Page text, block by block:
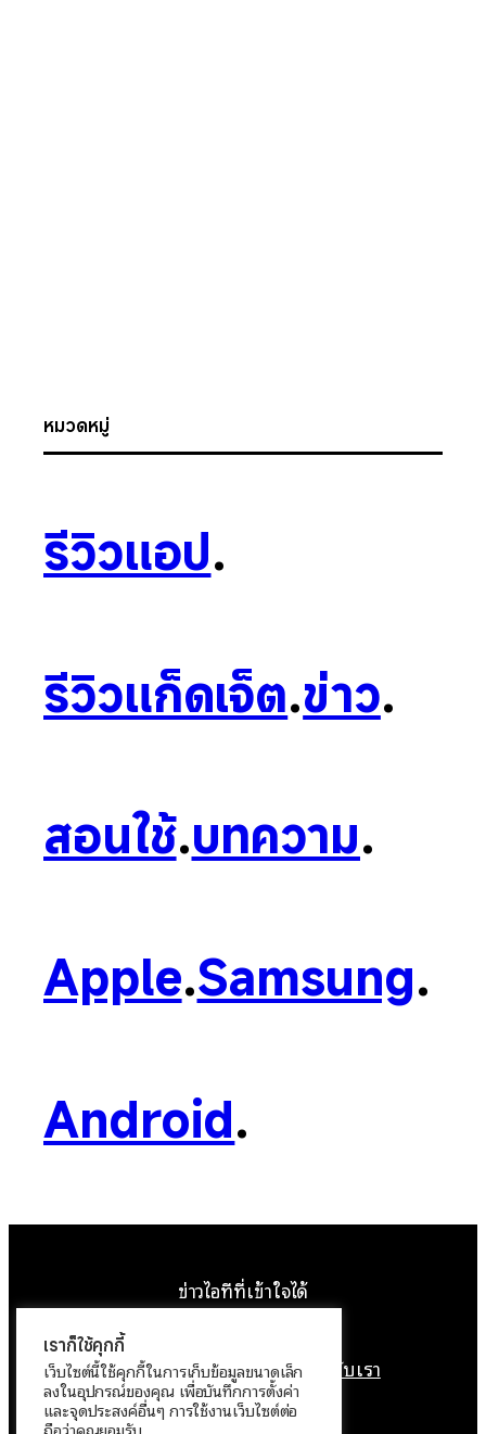
หมวดหมู่
รีวิวแอป.
รีวิวแก็ดเจ็ต.ข่าว.
สอนใช้.บทความ.
Apple.Samsung.
Android.
ข่าวไอทีที่เข้าใจได้
หน้าแรกติดต่อเราลิขสิทธิ์เกี่ยวกับเรา
นโยบายข้อมูลส่วนบุคคล